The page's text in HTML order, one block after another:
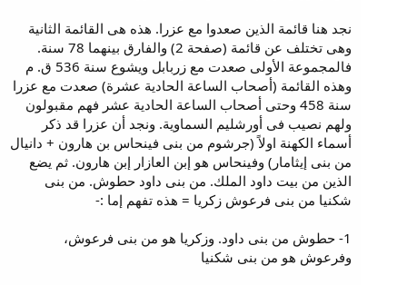
نجد هنا قائمة الذين صعدوا مع عزرا. هذه هى القائمة الثانية
وهى تختلف عن قائمة (صفحة 2) والفارق بينهما 78 سنة.
فالمجموعة الأولى صعدت مع زربابل ويشوع سنة 536 ق. م
وهذه القائمة (أصحاب الساعة الحادية عشرة) صعدت مع عزرا
سنة 458 وحتى أصحاب الساعة الحادية عشر فهم مقبولون
ولهم نصيب فى أورشليم السماوية. ونجد أن عزرا قد ذكر
أسماء الكهنة اولاً (جرشوم من بنى فينحاس بن هارون + دانيال
من بنى إيثامار) وفينحاس هو إبن العازار إبن هارون. ثم يضع
الذين من بيت داود الملك. من بنى داود حطوش. من بنى
شكنيا من بنى فرعوش زكريا = هذه تفهم إما :-
1- حطوش من بنى داود. وزكريا هو من بنى فرعوش،
وفرعوش هو من بنى شكنيا